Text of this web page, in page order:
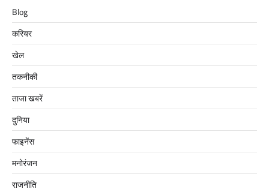
Blog
करियर
खेल
तकनीकी
ताजा खबरें
दुनिया
फाइनेंस
मनोरंजन
राजनीति